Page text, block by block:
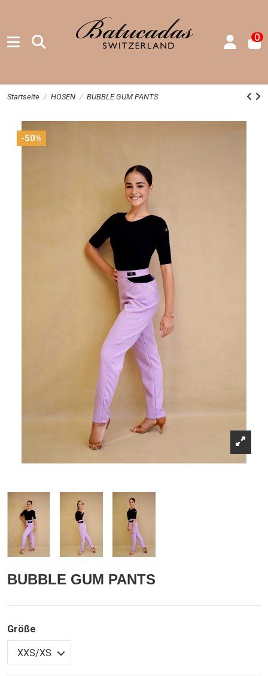
0
Startseite HOSEN BUBBLE GUM PANTS
-50%
BUBBLE GUM PANTS
Größe